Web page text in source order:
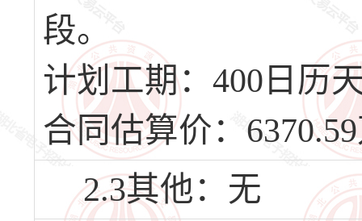
段。
计划工期：400日历
合同估算价：
2.3其他：无